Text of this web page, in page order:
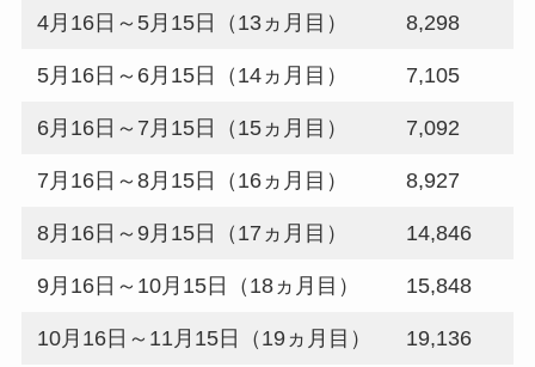
4月16日～5月15日（13ヵ月目） 8,298
5月16日～6月15日（14ヵ月目） 7,105
6月16日～7月15日（15ヵ月目） 7,092
7月16日～8月15日（16ヵ月目） 8,927
8月16日～9月15日（17ヵ月目） 14,846
9月16日～10月15日（18ヵ月目） 15,848
10月16日～11月15日（19ヵ月目） 19,136